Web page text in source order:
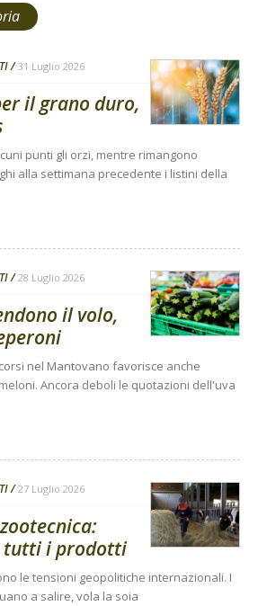
31 Luglio 2026
il grano duro,
punti gli orzi, mentre rimangono
alla settimana precedente i listini della
28 Luglio 2026
il volo,
nel Mantovano favorisce anche
Ancora deboli le quotazioni dell'uva
27 Luglio 2026
tutti i prodotti
le tensioni geopolitiche internazionali. I
a salire, vola la soia